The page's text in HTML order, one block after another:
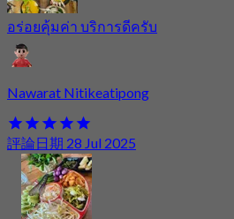
อร่อยคุ้มค่า บริการดีครับ
Nawarat Nitikeatipong
評論日期 28 Jul 2025